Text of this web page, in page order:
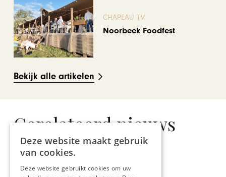
CHAPEAU TV
Noorbeek Foodfest
Bekijk alle artikelen
Gerelateerd nieuws
Deze website maakt gebruik
van cookies.
Deze website gebruikt cookies om uw